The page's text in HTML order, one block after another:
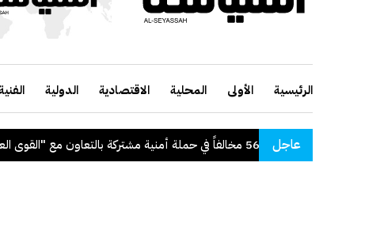
الرئيسية الأولى المحلية الاقتصادية الدولية
عاجل"الداخلية": ضبط 56 مخالفاً في حملة أمنية مشتركة بالتعاون مع "القوى العاملة"